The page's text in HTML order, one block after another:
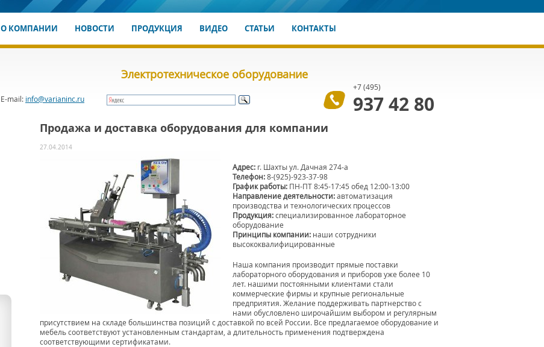
О КОМПАНИИ НОВОСТИ ПРОДУКЦИЯ ВИДЕО СТАТЬИ КОНТАКТЫ
E-mail: info@varianinc.ru
+7 (495)
937 42 80
Электротехническое оборудование
Продажа и доставка оборудования для компании
27.04.2014
Адрес: г. Шахты ул. Дачная 274-а
Телефон:8-(925)-923-37-98
График работы: ПН-ПТ 8:45-17:45 обед 12:00-13:00
Направление деятельности:автоматизация
производства и технологических процессов
Продукция:специализированное лабораторное
оборудование
Принципы компании: наши сотрудники
высококвалифицированные
Наша компания производит прямые поставки
лабораторного оборудования и приборов уже более 10
лет. нашими постоянными клиентами стали
коммерческие фирмы и крупные региональные
предприятия. Желание поддерживать партнерство с
нами обусловлено широчайшим выбором и регулярным
присутствием на складе большинства позиций с доставкой по всей России. Все предлагаемое оборудование и
мебель соответствуют установленным стандартам, а длительность применения подтверждена
соответствующими сертификатами.